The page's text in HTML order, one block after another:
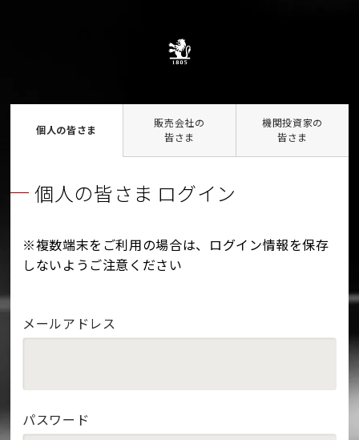
個人の皆さま
販売会社の
皆さま
機関投資家の
皆さま
個人の皆さま ログイン
※複数端末をご利用の場合は、ログイン情報を保存
しないようご注意ください
メールアドレス
パスワード